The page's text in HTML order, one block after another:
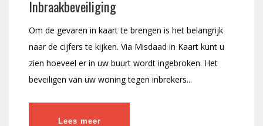
Inbraakbeveiliging
Om de gevaren in kaart te brengen is het belangrijk
naar de cijfers te kijken. Via Misdaad in Kaart kunt u
zien hoeveel er in uw buurt wordt ingebroken. Het
beveiligen van uw woning tegen inbrekers...
Lees meer